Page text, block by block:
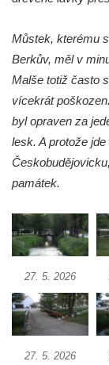
Mšeném-
Charlottin
zámeckém
Masarykův
Krytý
Radošově
Tyršův most
Silniční
Lávka
od
Most přes
Můstek, kterému
Berkův, měl v
Malše totiž často
vícekrát
byl opraven za
lesk. A protože
památek.
27. 5. 2026
27. 5. 2026